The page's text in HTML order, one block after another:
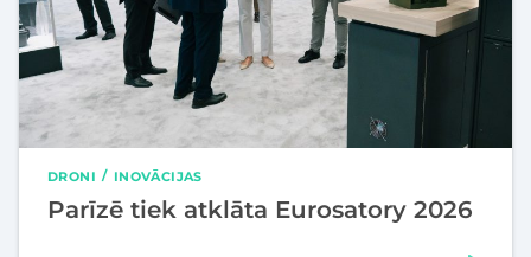
DRONI INOVĀCIJAS
Parīzē tiek atklāta Eurosatory 2026